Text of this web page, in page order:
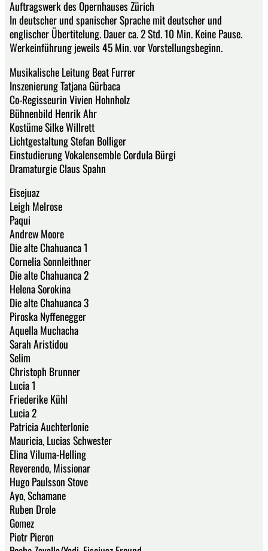
Auftragswerk des Opernhauses Zürich
In deutscher und spanischer Sprache mit deutscher und
englischer Übertitelung. Dauer ca. 2 Std. 10 Min. Keine Pause.
Werkeinführung jeweils 45 Min. vor Vorstellungsbeginn.
Musikalische Leitung Beat Furrer
Inszenierung Tatjana Gürbaca
Co-Regisseurin Vivien Hohnholz
Bühnenbild Henrik Ahr
Kostüme Silke Willrett
Lichtgestaltung Stefan Bolliger
Einstudierung Vokalensemble Cordula Bürgi
Dramaturgie Claus Spahn
Eisejuaz
Leigh Melrose
Paqui
Andrew Moore
Die alte Chahuanca 1
Cornelia Sonnleithner
Die alte Chahuanca 2
Helena Sorokina
Die alte Chahuanca 3
Piroska Nyffenegger
Aquella Muchacha
Sarah Aristidou
Selim
Christoph Brunner
Lucia 1
Friederike Kühl
Lucia 2
Patricia Auchterlonie
Mauricia, Lucias Schwester
Elina Viluma-Helling
Reverendo, Missionar
Hugo Paulsson Stove
Ayo, Schamane
Ruben Drole
Gomez
Piotr Pieron